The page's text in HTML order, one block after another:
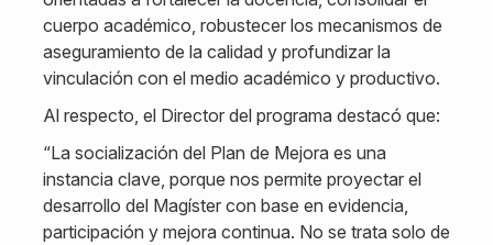
cuerpo académico, robustecer los mecanismos de
aseguramiento de la calidad y profundizar la
vinculación con el medio académico y productivo.
Al respecto, el Director del programa destacó que:
“La socialización del Plan de Mejora es una
instancia clave, porque nos permite proyectar el
desarrollo del Magíster con base en evidencia,
participación y mejora continua. No se trata solo de